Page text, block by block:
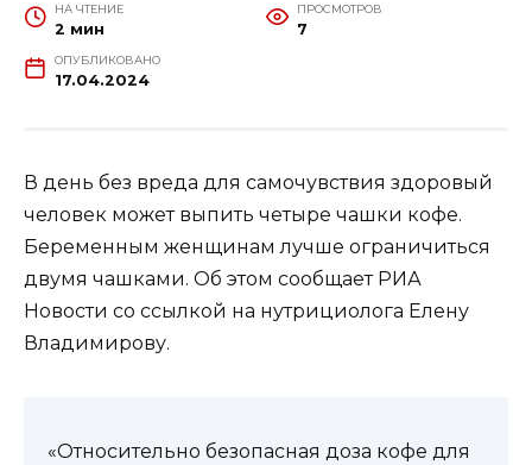
НА ЧТЕНИЕ
2 мин
ПРОСМОТРОВ
7
ОПУБЛИКОВАНО
17.04.2024
В день без вреда для самочувствия здоровый
человек может выпить четыре чашки кофе.
Беременным женщинам лучше ограничиться
двумя чашками. Об этом сообщает РИА
Новости со ссылкой на нутрициолога Елену
Владимирову.
«Относительно безопасная доза кофе для